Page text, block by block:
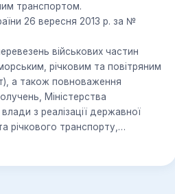
транспортом.
26 вересня 2013 р. за №
військових частин
річковим та повітряним
а також повноваження
Міністерства
з реалізації державної
річкового транспорту,
управління Міністерства